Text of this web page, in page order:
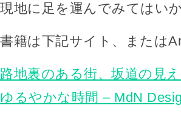
現地に足を運んでみてはい
書籍は下記サイト、または
路地裏のある街、坂道の見
ゆるやかな時間 – MdN